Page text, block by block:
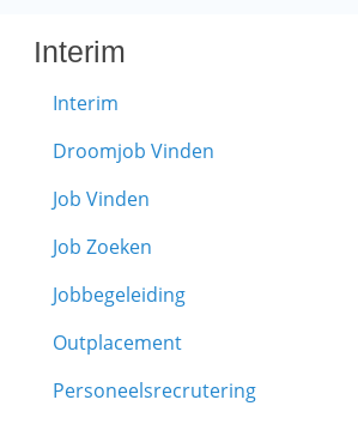
Interim
Interim
Droomjob Vinden
Job Vinden
Job Zoeken
Jobbegeleiding
Outplacement
Personeelsrecrutering